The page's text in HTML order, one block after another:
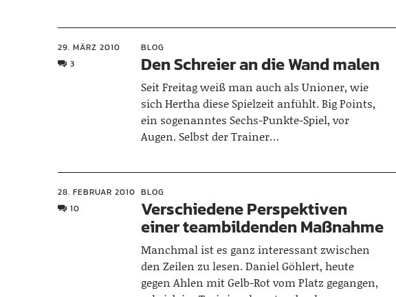
29. MÄRZ 2010
3
BLOG
Den Schreier an die Wand malen
Seit Freitag weiß man auch als Unioner, wie
sich Hertha diese Spielzeit anfühlt. Big Points,
ein sogenanntes Sechs-Punkte-Spiel, vor
Augen. Selbst der Trainer…
28. FEBRUAR 2010
10
BLOG
Verschiedene Perspektiven
einer teambildenden Maßnahme
Manchmal ist es ganz interessant zwischen
den Zeilen zu lesen. Daniel Göhlert, heute
gegen Ahlen mit Gelb-Rot vom Platz gegangen,